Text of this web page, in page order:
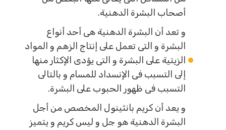
أصحاب البشرة الدهنية.
و تعد أن البشرة الدهنية هى أحد أنواع
البشرة و التى تعمل على إنتاج الزهم و المواد
الزيتية على البشرة و التى يؤدى الإكثار منها
إلى التسبب فى الإنسداد للمسام و بالتالى
التسبب فى ظهور الحبوب على البشرة.
و يعد أن كريم بانثينول المخصص من أجل
البشرة الدهنية هو جل و ليس كريم و يتميز